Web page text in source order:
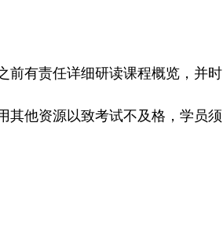
前有责任详细研读课程概览，并时
其他资源以致考试不及格，学员须